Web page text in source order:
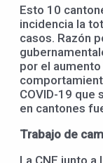
Esto 10
incidencia la
casos. Razón
por el
COVID-19 que
en cantones
Trabajo de